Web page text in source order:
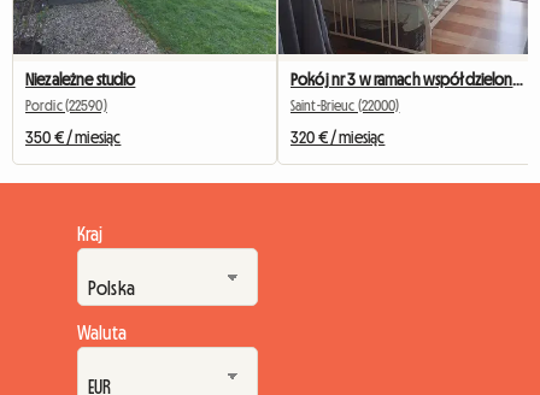
Niezależne studio
Pordic (22590)
350 € / miesiąc
Pokój nr 3 w ramach współdzielonego mieszkania (colocation) St Brieuc Fac IUT 260 €
Saint-Brieuc (22000)
320 € / miesiąc
Kraj
Waluta